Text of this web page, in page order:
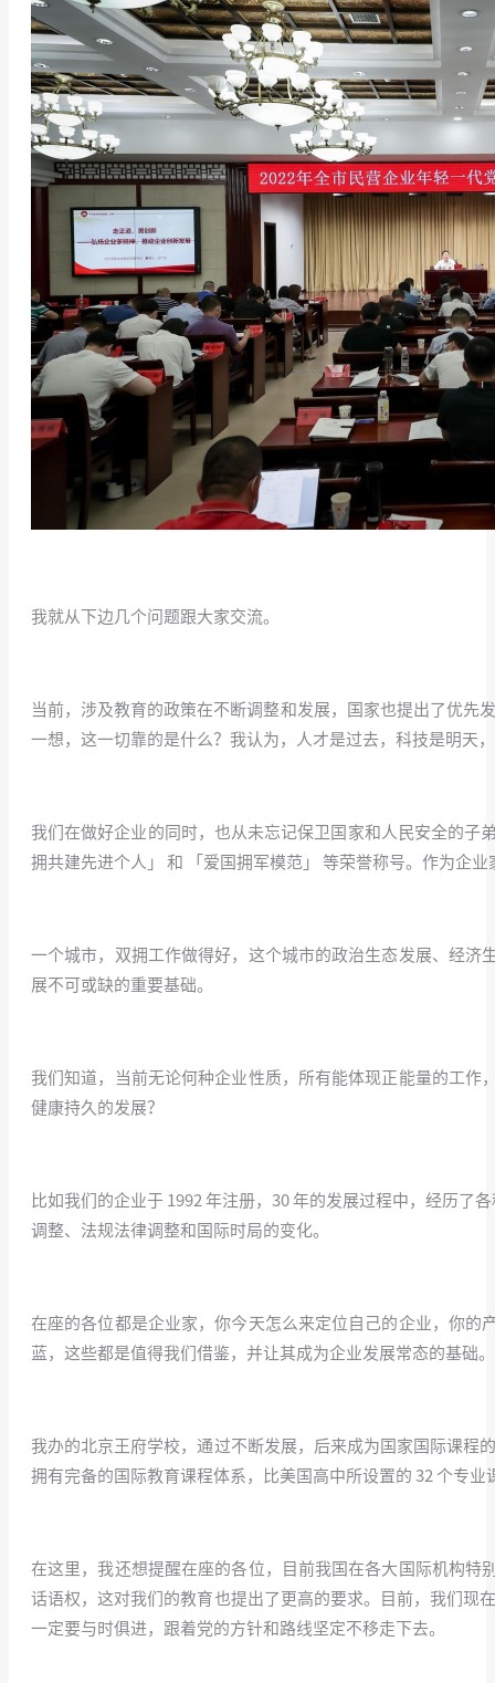
我就从下边几个问题跟大家交流。
当前，涉及教育的政策在不断调整和发展，国家也提出了优先
一想，这一切靠的是什么？我认为，人才是过去，科技是明天
我们在做好企业的同时，也从未忘记保卫国家和人民安全的子
拥共建先进个人」 和 「爱国拥军模范」 等荣誉称号。作为企
一个城市，双拥工作做得好，这个城市的政治生态发展、经
展不可或缺的重要基础。
我们知道，当前无论何种企业性质，所有能体现正能量的工
健康持久的发展？
比如我们的企业于 1992 年注册，30 年的发展过程中，经历了
调整、法规法律调整和国际时局的变化。
在座的各位都是企业家，你今天怎么来定位自己的企业，你
蓝，这些都是值得我们借鉴，并让其成为企业发展常态的基础。
我办的北京王府学校，通过不断发展，后来成为国家国际课程
拥有完备的国际教育课程体系，比美国高中所设置的 32 个专
在这里，我还想提醒在座的各位，目前我国在各大国际机构
话语权，这对我们的教育也提出了更高的要求。目前，我们现
一定要与时俱进，跟着党的方针和路线坚定不移走下去。